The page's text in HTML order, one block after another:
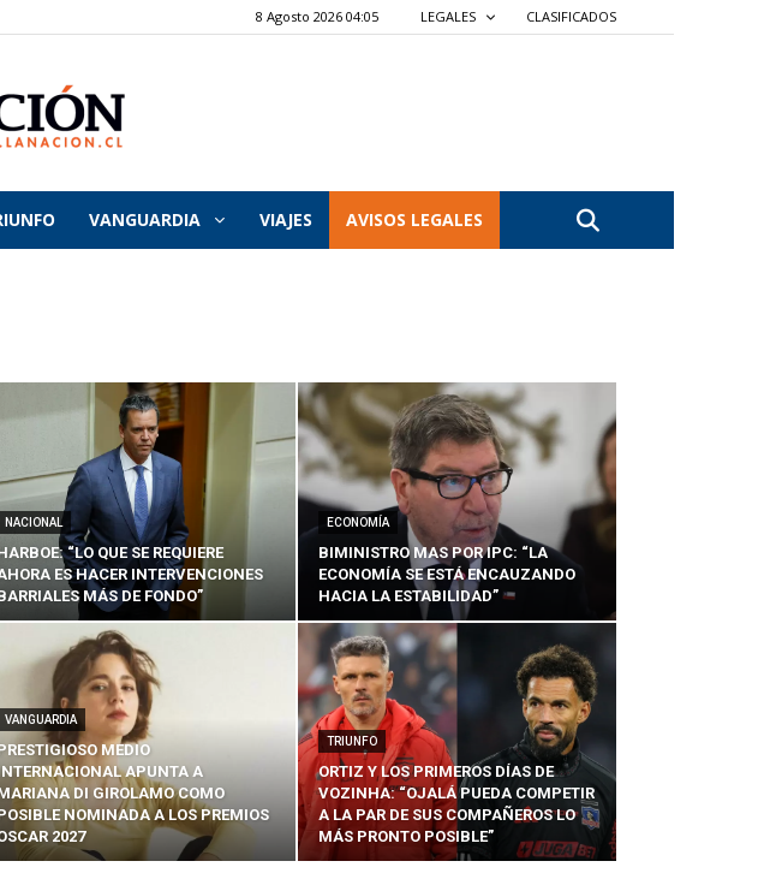
8 Agosto 2026 04:05 LEGALES CLASIFICADOS
VANGUARDIA VIAJES AVISOS LEGALES
NACIONAL
“LO QUE SE REQUIERE
ES HACER INTERVENCIONES
MÁS DE FONDO”
ECONOMÍA
BIMINISTRO MAS POR IPC: “LA
ECONOMÍA SE ESTÁ ENCAUZANDO
HACIA LA ESTABILIDAD”
VANGUARDIA
MEDIO
APUNTA A
DI GIROLAMO COMO
NOMINADA A LOS PREMIOS
2027
TRIUNFO
ORTIZ Y LOS PRIMEROS DÍAS DE
VOZINHA: “OJALÁ PUEDA COMPETIR
A LA PAR DE SUS COMPAÑEROS LO
MÁS PRONTO POSIBLE”